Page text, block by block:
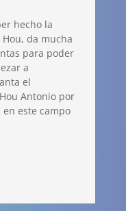
hecho la
da mucha
para poder
a
el
Antonio por
este campo